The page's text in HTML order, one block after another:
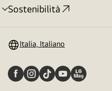
Sostenibilità
Attivazione
Italia, Italiano